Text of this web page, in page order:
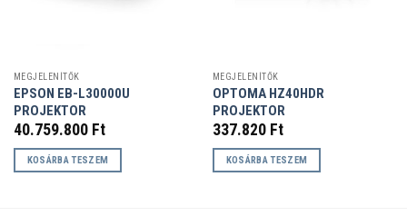
MEGJELENÍTŐK
EPSON EB-L30000U
PROJEKTOR
40.759.800 Ft
KOSÁRBA TESZEM
MEGJELENÍTŐK
OPTOMA HZ40HDR
PROJEKTOR
337.820 Ft
KOSÁRBA TESZEM
Ft.